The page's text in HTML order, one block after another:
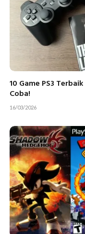
10 Game PS3
Coba!
16/03/2026